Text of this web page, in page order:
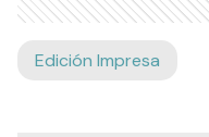
Edición Impresa